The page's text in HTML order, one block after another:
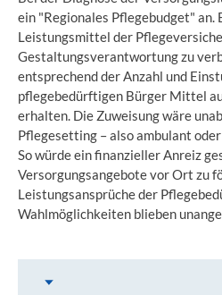
ein "Regionales Pflegebudget" an.
Leistungsmittel der
Gestaltungsverantwortung zu
entsprechend der Anzahl und
pflegebedürftigen Bürger Mittel
erhalten. Die Zuweisung wäre
Pflegesetting – also ambulant
So würde ein finanzieller Anreiz
Versorgungsangebote vor Ort zu
Leistungsansprüche der
Wahlmöglichkeiten blieben
Inhalt auswählen